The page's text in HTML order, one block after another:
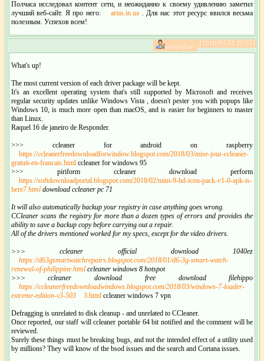
Полчаса исследовал контент сети, и неожиданно к своему удивлению заметил
лучший веб-сайт. Я про него:
artas.in.ua . Для нас этот ресурс явился весьма
полезным. Успехов всем!
[2018-03-21 15:52]
Josephfum:
What's up!
The most current version of each driver package will be kept.
It's an excellent operating system that's still supported by Microsoft and receives
regular security updates unlike Windows Vista , doesn't pester you with popups like
Windows 10, is much more open than macOS, and is easier for beginners to master
than Linux.
Raquel 16 de janeiro de Responder.
>>> ccleaner for android on raspberry
https://ccleanerfreedownloadforwindow.blogspot.com/2018/03/mise-jour-ccleaner-
gratuit-en-francais.htmlccleaner for windows 95
>>> piriform ccleaner download perform
https://softdownloadportal.blogspot.com/2018/02/miui-9-hd-icon-pack-v1-0-apk-is-
here7.htmldownload ccleaner pc 71
It will also automatically backup your registry in case anything goes wrong.
CCleaner scans the registry for more than a dozen types of errors and provides the
ability to save a backup copy before carrying out a repair.
All of the drivers mentioned worked for my specs, except for the video drivers.
>>> ccleaner official download 1040ez
https://d63gsmartwatchrepairs.blogspot.com/2018/01/d6-3g-smart-watch-
renewal-of-philippine.htmlccleaner windows 8 hotspot
>>> ccleaner download free download filehippo
https://ccleanerfreedownloadwindows.blogspot.com/2018/03/windows-7-loader-
extreme-edition-v3-503
3.htmlccleaner windows 7 vpn
Defragging is unrelated to disk cleanup - and unrelated to CCleaner.
Once reported, our staff will ccleaner portable 64 bit notified and the comment will be
reviewed.
Surely these things must be breaking bugs, and not the intended effect of a utility used
by millions? They will know of the bsod issues and the search and Cortana issues.